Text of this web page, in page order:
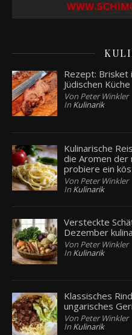
Rezept:
Jüdischen Küche
Von Peter Winkler
In Kulinarik
Kulinarische
die Aromen der
probiere ein
Von Peter Winkler
In Kulinarik
Versteckte
Dezember
Von Peter Winkler
In Kulinarik
Klassisches
ungarisches
Von Peter Winkler
In Kulinarik